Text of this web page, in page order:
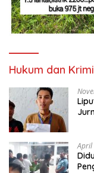
Hukum dan
April